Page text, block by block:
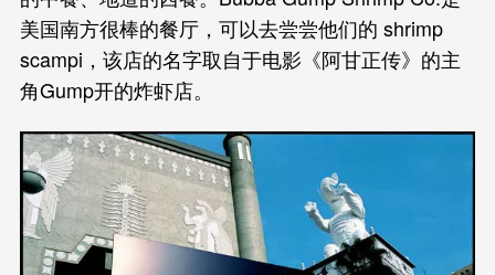
美国南方很棒的餐厅，可以去尝尝他们的 shrimp
scampi，该店的名字取自于电影《阿甘正传》的主
角Gump开的炸虾店。